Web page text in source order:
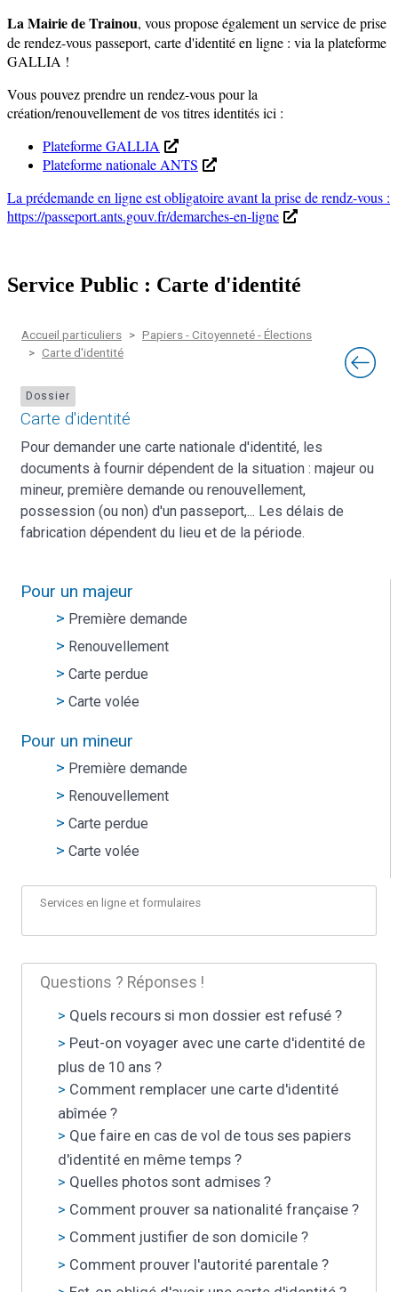
La Mairie de Trainou, vous propose également un service de prise
de rendez-vous passeport, carte d'identité en ligne : via la plateforme
GALLIA !
Vous pouvez prendre un rendez-vous pour la
création/renouvellement de vos titres identités ici :
Plateforme GALLIA
Plateforme nationale ANTS
La prédemande en ligne est obligatoire avant la prise de rendz-vous :
https://passeport.ants.gouv.fr/demarches-en-ligne
Service Public : Carte d'identité